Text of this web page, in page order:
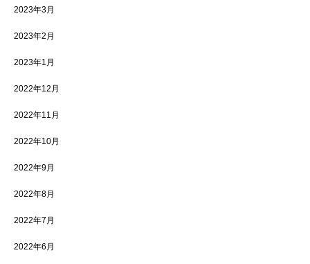
2023年3月
2023年2月
2023年1月
2022年12月
2022年11月
2022年10月
2022年9月
2022年8月
2022年7月
2022年6月